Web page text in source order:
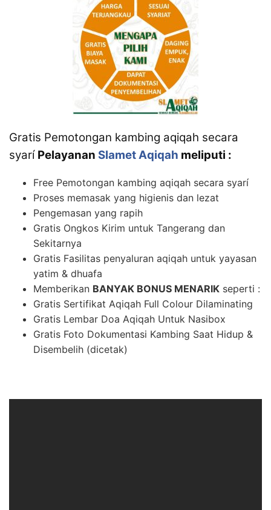
Gratis Pemotongan kambing aqiqah secara
syarí Pelayanan Slamet Aqiqah meliputi :
Free Pemotongan kambing aqiqah secara syarí
Proses memasak yang higienis dan lezat
Pengemasan yang rapih
Gratis Ongkos Kirim untuk Tangerang dan
Sekitarnya
Gratis Fasilitas penyaluran aqiqah untuk yayasan
yatim & dhuafa
Memberikan BANYAK BONUS MENARIK seperti :
Gratis Sertifikat Aqiqah Full Colour Dilaminating
Gratis Lembar Doa Aqiqah Untuk Nasibox
Gratis Foto Dokumentasi Kambing Saat Hidup &
Disembelih (dicetak)